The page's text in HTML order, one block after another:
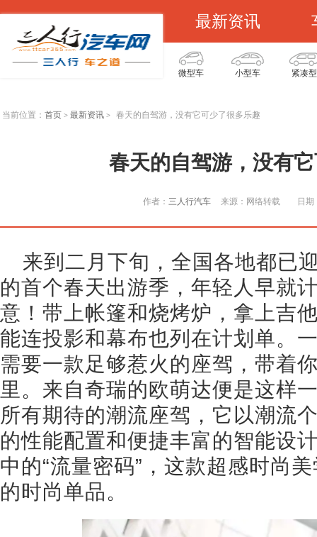
最新资讯
微型车 小型车 紧凑型
当前位置： 首页 > 最新资讯 > 春天的自驾游，没有它可少了很多乐趣
春天的自驾游，没有
作者： 三人行汽车 来源：网络转载 日
来到二月下旬，全国各地都已
的首个春天出游季，年轻人早就
意！带上帐篷和烧烤炉，拿上吉
能连投影和幕布也列在计划单。
需要一款足够惹火的座驾，带着
里。来自奇瑞的欧萌达便是这样
所有期待的潮流座驾，它以潮流
的性能配置和便捷丰富的智能设
中的“流量密码”，这款超感时尚
的时尚单品。